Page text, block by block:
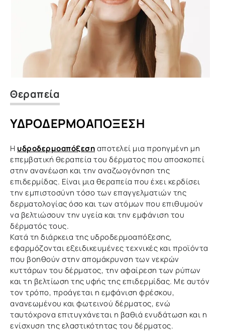
Θεραπεία
ΥΔΡΟΔΕΡΜΟΑΠΌΞΕΣΗ
Ηυδροδερμοαπόξεσηαποτελεί μια προηγμένη μη
επεμβατική θεραπεία του δέρματος που αποσκοπεί
στην ανανέωση και την αναζωογόνηση της
επιδερμίδας. Είναι μια θεραπεία που έχει κερδίσει
την εμπιστοσύνη τόσο των επαγγελματιών της
δερματολογίας όσο και των ατόμων που επιθυμούν
να βελτιώσουν την υγεία και την εμφάνιση του
δέρματός τους.
Κατά τη διάρκεια της υδροδερμοαπόξεσης,
εφαρμόζονται εξειδικευμένες τεχνικές και προϊόντα
που βοηθούν στην απομάκρυνση των νεκρών
κυττάρων του δέρματος, την αφαίρεση των ρύπων
και τη βελτίωση της υφής της επιδερμίδας. Με αυτόν
τον τρόπο, προάγεται η εμφάνιση φρέσκου,
ανανεωμένου και φωτεινού δέρματος, ενώ
ταυτόχρονα επιτυγχάνεται η βαθιά ενυδάτωση και η
ενίσχυση της ελαστικότητας του δέρματος.